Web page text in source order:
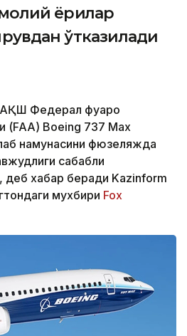
ёриқлар
ўтказилади
Федерал фуқаро
(FAA) Boeing 737 Max
намунасини фюзеляжда
сабабли
хабар беради Kazinform
мухбири Fox